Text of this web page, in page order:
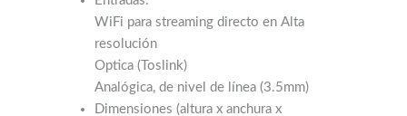
Optica (Toslink)
Analógica, de nivel de línea (3.5mm)
Dimensiones (altura x anchura x
profundidad):
230 x 360 x 164 (mm)